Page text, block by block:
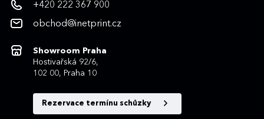
+420 222 367 900
obchod@inetprint.cz
Showroom Praha
Hostivařská 92/6,
102 00, Praha 10
Rezervace termínu schůzky